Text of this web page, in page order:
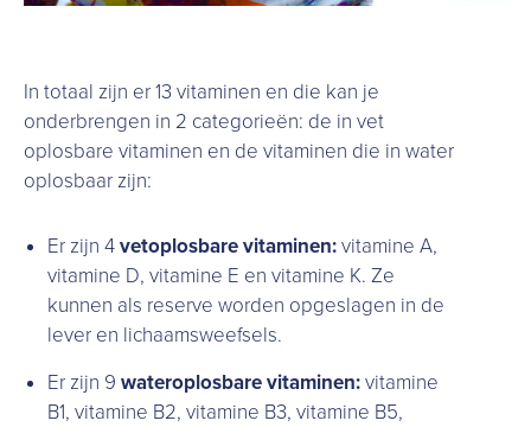
In totaal zijn er 13 vitaminen en die kan je
onderbrengen in 2 categorieën: de in vet
oplosbare vitaminen en de vitaminen die in water
oplosbaar zijn:
Er zijn 4vetoplosbare vitaminen:vitamine A,
vitamine D, vitamine E en vitamine K. Ze
kunnen als reserve worden opgeslagen in de
lever en lichaamsweefsels.
Er zijn 9 wateroplosbare vitaminen:vitamine
B1, vitamine B2, vitamine B3, vitamine B5,